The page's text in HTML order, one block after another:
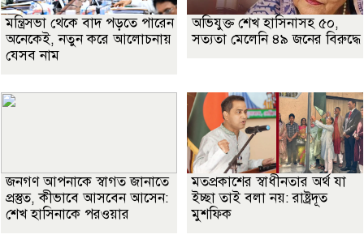
মন্ত্রিসভা থেকে বাদ পড়তে পারেন
অনেকেই, নতুন করে আলোচনায়
যেসব নাম
অভিযুক্ত শেখ হাসিনাসহ ৫০,
সত্যতা মেলেনি ৪৯ জনের বিরুদ্ধে
জনগণ আপনাকে স্বাগত জানাতে
প্রস্তুত, কীভাবে আসবেন আসেন:
শেখ হাসিনাকে পরওয়ার
মতপ্রকাশের স্বাধীনতার অর্থ যা
ইচ্ছা তাই বলা নয়: রাষ্ট্রদূত
মুশফিক